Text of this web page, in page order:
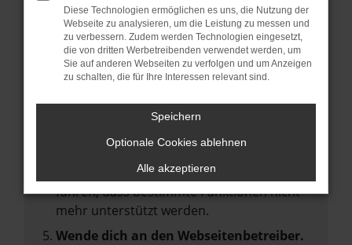
Fenster?
Starte dein Gerät neu.
Das kann manchmal helfen,
vorübergehende Probleme zu beheben.
Betriebssystem auf dem neuesten Stand
Veraltete Software birgt nicht nur ein
Sicherheitsrisiko, sondern kann auch dazu
führen, dass bestimmte Funktionen nicht
mehr unterstützt werden.
Wende dich an den Webseitenbetreiber.
Diese Technologien ermöglichen es uns, die Nutzung der
Webseite zu analysieren, um die Leistung zu messen und
zu verbessern. Zudem werden Technologien eingesetzt,
die von dritten Werbetreibenden verwendet werden, um
Sie auf anderen Webseiten zu verfolgen und um Anzeigen
zu schalten, die für Ihre Interessen relevant sind.
Speichern
Optionale Cookies ablehnen
Alle akzeptieren